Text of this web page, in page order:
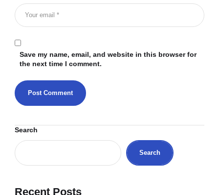
Save my name, email, and website in this browser for
the next time I comment.
Search
Search
Recent Posts